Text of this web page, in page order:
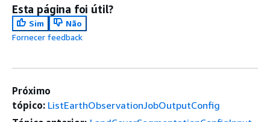
Esta página foi útil?
Sim
Não
Fornecer feedback
Próximo
tópico: ListEarthObservationJobOutputConfig